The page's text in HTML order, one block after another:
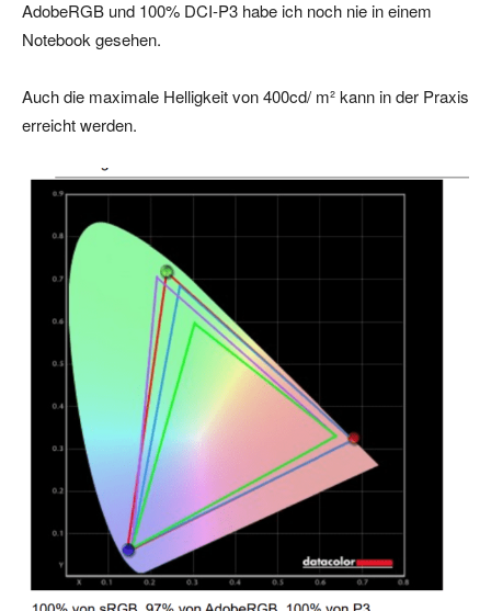
AdobeRGB und 100% DCI-P3 habe ich noch nie in einem
Notebook gesehen.
Auch die maximale Helligkeit von 400cd/ m² kann in der Praxis
erreicht werden.